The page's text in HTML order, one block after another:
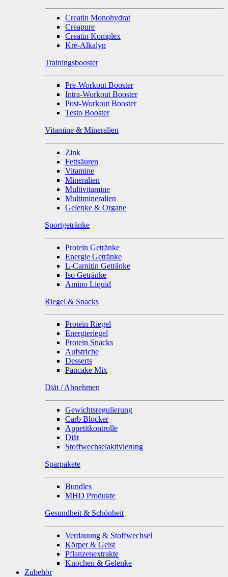
Creatin Monohydrat
Creapure
Creatin Komplex
Kre-Alkalyn
Trainingsbooster
Pre-Workout Booster
Intra-Workout Booster
Post-Workout Booster
Testo Booster
Vitamine & Mineralien
Zink
Fettsäuren
Vitamine
Mineralien
Multivitamine
Multimineralien
Gelenke & Organe
Sportgetränke
Protein Getränke
Energie Getränke
L-Carnitin Getränke
Iso Getränke
Amino Liquid
Riegel & Snacks
Protein Riegel
Energieriegel
Protein Snacks
Aufstriche
Desserts
Pancake Mix
Diät / Abnehmen
Gewichtsregulierung
Carb Blocker
Appetitkontrolle
Diät
Stoffwechselaktivierung
Sparpakete
Bundles
MHD Produkte
Gesundheit & Schönheit
Verdauung & Stoffwechsel
Körper & Geist
Pflanzenextrakte
Knochen & Gelenke
Zubehör